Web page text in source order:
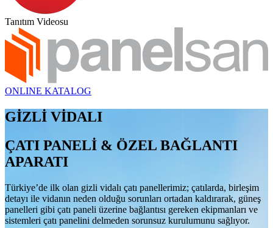
Tanıtım Videosu
ONLINE KATALOG
GİZLİ VİDALI
ÇATI PANELİ & ÖZEL BAĞLANTI
APARATI
Türkiye’de ilk olan gizli vidalı çatı panellerimiz; çatılarda, birleşim
detayı ile vidanın neden olduğu sorunları ortadan kaldırarak, güneş
panelleri gibi çatı paneli üzerine bağlantısı gereken ekipmanları ve
sistemleri çatı panelini delmeden sorunsuz kurulumunu sağlıyor.